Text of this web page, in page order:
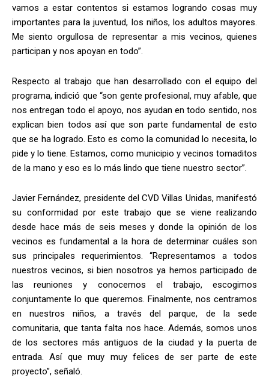
vamos a estar contentos si estamos logrando cosas muy
importantes para la juventud, los niños, los adultos mayores.
Me siento orgullosa de representar a mis vecinos, quienes
participan y nos apoyan en todo”.
Respecto al trabajo que han desarrollado con el equipo del
programa, indició que “son gente profesional, muy afable, que
nos entregan todo el apoyo, nos ayudan en todo sentido, nos
explican bien todos así que son parte fundamental de esto
que se ha logrado. Esto es como la comunidad lo necesita, lo
pide y lo tiene. Estamos, como municipio y vecinos tomaditos
de la mano y eso es lo más lindo que tiene nuestro sector”.
Javier Fernández, presidente del CVD Villas Unidas, manifestó
su conformidad por este trabajo que se viene realizando
desde hace más de seis meses y donde la opinión de los
vecinos es fundamental a la hora de determinar cuáles son
sus principales requerimientos. “Representamos a todos
nuestros vecinos, si bien nosotros ya hemos participado de
las reuniones y conocemos el trabajo, escogimos
conjuntamente lo que queremos. Finalmente, nos centramos
en nuestros niños, a través del parque, de la sede
comunitaria, que tanta falta nos hace. Además, somos unos
de los sectores más antiguos de la ciudad y la puerta de
entrada. Así que muy muy felices de ser parte de este
proyecto”, señaló.